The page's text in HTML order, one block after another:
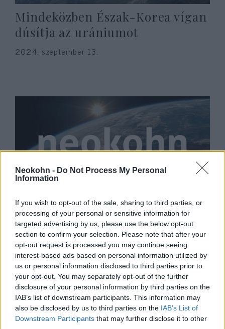
Neokohn - Do Not Process My Personal
Information
If you wish to opt-out of the sale, sharing to third parties, or
processing of your personal or sensitive information for
targeted advertising by us, please use the below opt-out
section to confirm your selection. Please note that after your
opt-out request is processed you may continue seeing
interest-based ads based on personal information utilized by
us or personal information disclosed to third parties prior to
your opt-out. You may separately opt-out of the further
disclosure of your personal information by third parties on the
IAB’s list of downstream participants. This information may
also be disclosed by us to third parties on the IAB’s List of
Downstream Participants that may further disclose it to other
Mindeközben Észak-Korea vígan
dúsítja az urániumot
2024. szeptember 13.
Putyin megköszönte Észak-
Korea rendíthetetlen
támogatását az ukrajnai
háborúban
Megyeri Jonatán
2024. június 19.